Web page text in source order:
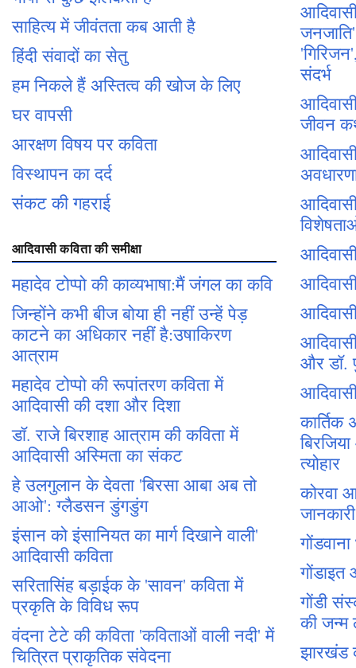
साहित्य में जीवंतता कब आती है
हिंदी संवादों का सेतु
हम निकले हैं अस्तित्व की खोज के लिए
घर वापसी
आरक्षण विषय पर कविता
विस्थापन का दर्द
संकट की गहराई
आदिवासी कविता की समीक्षा
महादेव टोप्पो की काव्यभाषा:मैं जंगल का कवि
जिन्होंने कभी बीज बोया ही नहीं उन्हें पेड़
काटने का अधिकार नहीं है:उषाकिरण
आत्राम
महादेव टोप्पो की रूपांतरण कविता में
आदिवासी की दशा और दिशा
डॉ. राजे बिरशाह आत्राम की कविता में
आदिवासी अस्मिता का संकट
हे उलगुलान के देवता 'बिरसा आबा अब तो
आओ': ग्लैडसन डुंगडुंग
इंसान को इंसानियत का मार्ग दिखाने वाली'
आदिवासी कविता
सरितासिंह बड़ाईक के 'सावन' कविता में
प्रकृति के विविध रूप
वंदना टेटे की कविता 'कविताओं वाली नदी' में
चित्रित प्राकृतिक संवेदना
संदर्भ
जीवन
और डॉ.
कार्तिक
त्योहार
कोरवा
जानकारी
गोंडाइत
गोंडी
की जन्म
झारखंड